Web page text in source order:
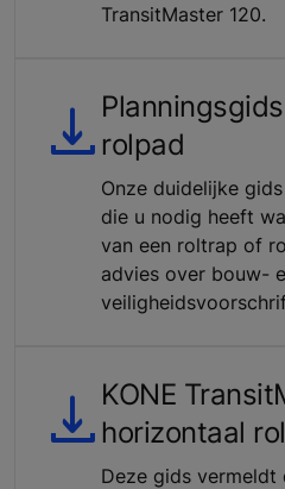
TransitMaster 120.
rolpad
Onze duidelijke
die u nodig heeft
van een roltrap of
advies over bouw-
KONE
horizontaal
Deze gids vermeldt